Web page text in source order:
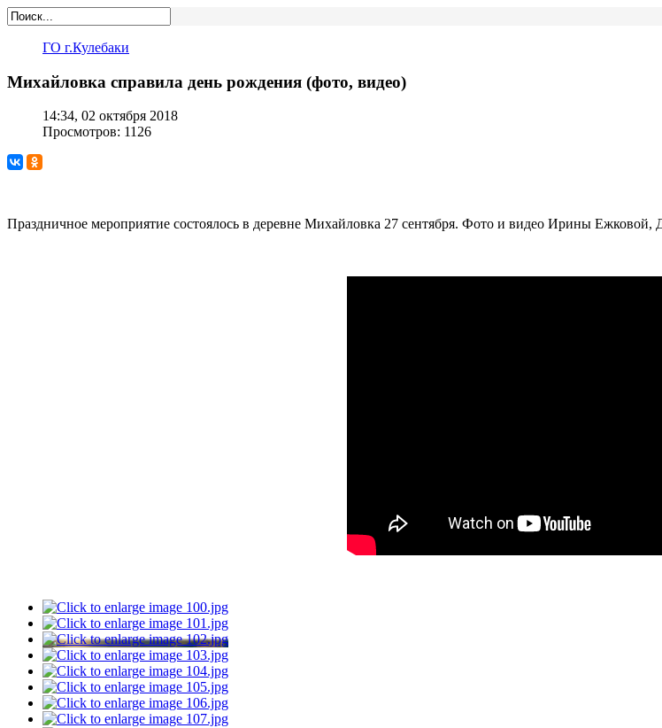
ГО г.Кулебаки
Михайловка справила день рождения (фото, видео)
14:34, 02 октября 2018
Просмотров: 1126
Праздничное мероприятие состоялось в деревне Михайловка 27 сентября. Фото и видео Ирины